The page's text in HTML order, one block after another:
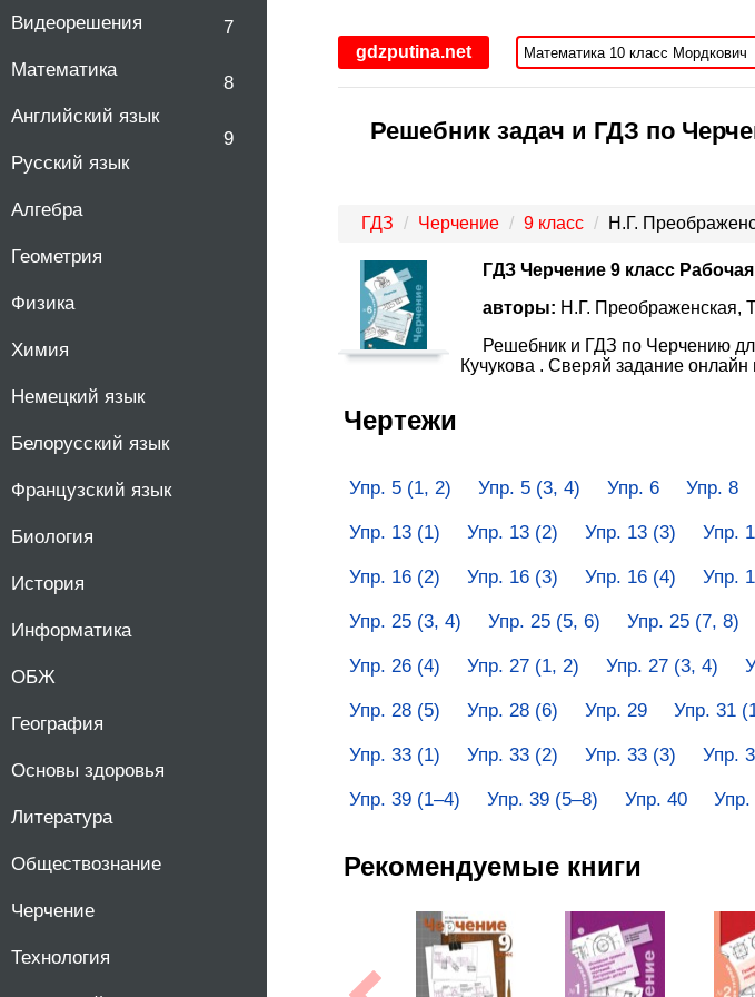
Видеорешения
Математика
Английский язык
Русский язык
Алгебра
Геометрия
Физика
Химия
Немецкий язык
Белорусский язык
Французский язык
Биология
История
Информатика
ОБЖ
География
Основы здоровья
Литература
Обществознание
Черчение
Технология
7
8
9
gdzputina.net
Решебник задач и ГДЗ по
ГДЗ Черчение 9 класс Н.Г.
ГДЗ Черчение 9 класс
авторы: Н.Г. Преображенская,
Решебник и ГДЗ по Черчению
Кучукова . Сверяй задание онлайн
Чертежи
Упр. 5 (1, 2) Упр. 5 (3, 4) Упр. 6 Упр. 8
Упр. 13 (1) Упр. 13 (2) Упр. 13 (3) Упр.
Упр. 16 (2) Упр. 16 (3) Упр. 16 (4) Упр.
Упр. 25 (3, 4) Упр. 25 (5, 6) Упр. 25 (7, 8)
Упр. 26 (4) Упр. 27 (1, 2) Упр. 27 (3, 4)
Упр. 28 (5) Упр. 28 (6) Упр. 29 Упр. 31
Упр. 33 (1) Упр. 33 (2) Упр. 33 (3) Упр.
Упр. 39 (1–4) Упр. 39 (5–8) Упр. 40 Упр.
Рекомендуемые книги